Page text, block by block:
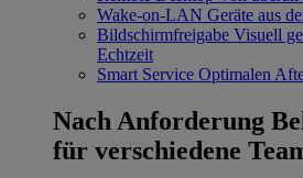
Wake-on-LAN Geräte aus
Bildschirmfreigabe Visuell
Echtzeit
Smart Service Optimalen
Nach Anforderung
für verschiedene